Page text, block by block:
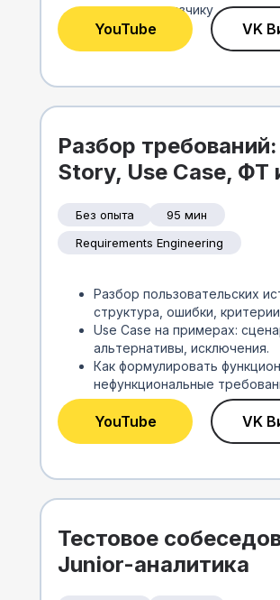
вопросы заказчику
YouTube VK
Разбор
Story, Use Case, ФТ
Разбор пользовательских
структура, ошибки, критерии
Use Case на примерах:
альтернативы, исключения.
Как формулировать
нефункциональные
YouTube VK
Requirements Engineering
95 мин
Без опыта
Тестовое
Junior-аналитика